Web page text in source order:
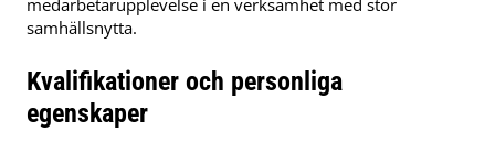
medarbetarupplevelse i en verksamhet med stor
samhällsnytta.
Kvalifikationer och personliga
egenskaper